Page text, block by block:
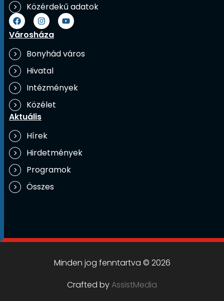
Közérdekű adatok
Városháza
Bonyhád város
Hivatal
Intézmények
Közélet
Aktuális
Hírek
Hirdetmények
Programok
Összes
Minden jog fenntartva © 2026
Crafted byAssistMedia